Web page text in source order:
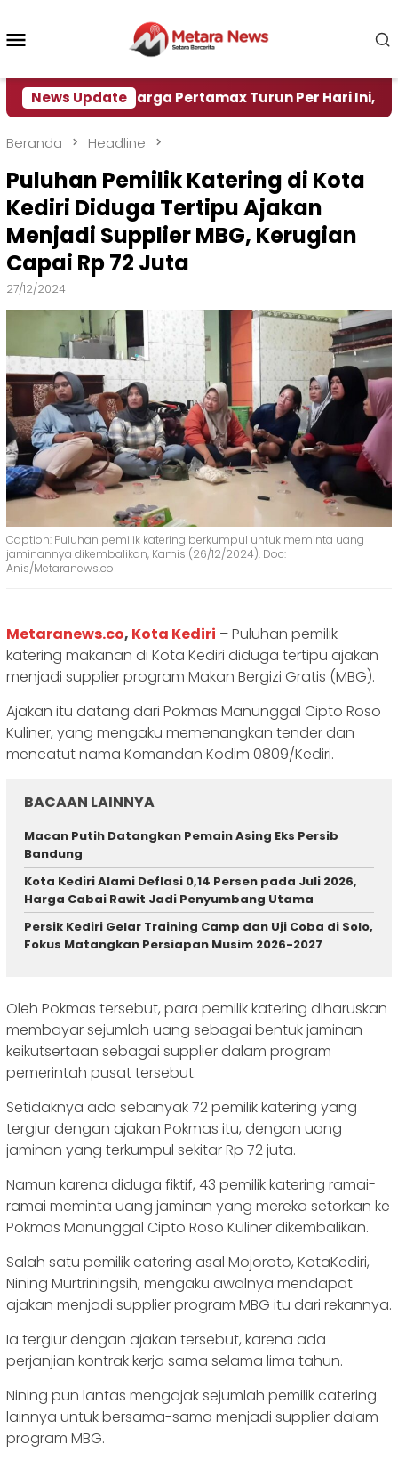
konten
News Update
Harga Pertamax Turun Per Hari Ini, Segini
Beranda Headline
Puluhan Pemilik Katering di Kota
Kediri Diduga Tertipu Ajakan
Menjadi Supplier MBG, Kerugian
Capai Rp 72 Juta
27/12/2024
Caption: Puluhan pemilik katering berkumpul untuk meminta uang
jaminannya dikembalikan, Kamis (26/12/2024). Doc:
Anis/Metaranews.co
Metaranews.co, Kota Kediri – Puluhan pemilik
katering makanan di Kota Kediri diduga tertipu ajakan
menjadi supplier program Makan Bergizi Gratis (MBG).
Ajakan itu datang dari Pokmas Manunggal Cipto Roso
Kuliner, yang mengaku memenangkan tender dan
mencatut nama Komandan Kodim 0809/Kediri.
BACAAN LAINNYA
Macan Putih Datangkan Pemain Asing Eks Persib
Bandung
Kota Kediri Alami Deflasi 0,14 Persen pada Juli 2026,
Harga Cabai Rawit Jadi Penyumbang Utama
Persik Kediri Gelar Training Camp dan Uji Coba di Solo,
Fokus Matangkan Persiapan Musim 2026-2027
Oleh Pokmas tersebut, para pemilik katering diharuskan
membayar sejumlah uang sebagai bentuk jaminan
keikutsertaan sebagai supplier dalam program
pemerintah pusat tersebut.
Setidaknya ada sebanyak 72 pemilik katering yang
tergiur dengan ajakan Pokmas itu, dengan uang
jaminan yang terkumpul sekitar Rp 72 juta.
Namun karena diduga fiktif, 43 pemilik katering ramai-
ramai meminta uang jaminan yang mereka setorkan ke
Pokmas Manunggal Cipto Roso Kuliner dikembalikan.
Salah satu pemilik catering asal Mojoroto, KotaKediri,
Nining Murtriningsih, mengaku awalnya mendapat
ajakan menjadi supplier program MBG itu dari rekannya.
Ia tergiur dengan ajakan tersebut, karena ada
perjanjian kontrak kerja sama selama lima tahun.
Nining pun lantas mengajak sejumlah pemilik catering
lainnya untuk bersama-sama menjadi supplier dalam
program MBG.